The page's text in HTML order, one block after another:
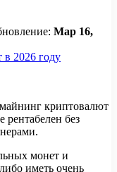
Мар 16,
криптовалют
рентабелен без
монет и
иметь очень